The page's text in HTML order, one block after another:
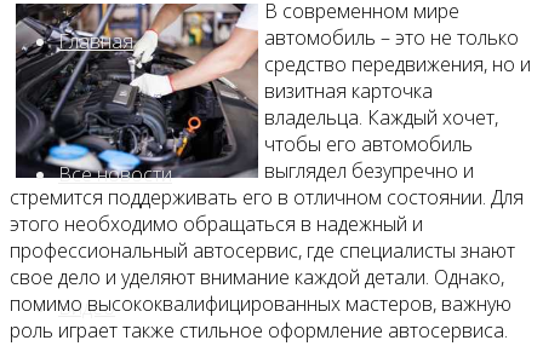
Главная
Все новости
Видео
В современном мире
автомобиль – это не только
средство передвижения, но и
визитная карточка
владельца. Каждый хочет,
чтобы его автомобиль
выглядел безупречно и
стремится поддерживать его в отличном состоянии. Для
этого необходимо обращаться в надежный и
профессиональный автосервис, где специалисты знают
свое дело и уделяют внимание каждой детали. Однако,
помимо высококвалифицированных мастеров, важную
роль играет также стильное оформление автосервиса.